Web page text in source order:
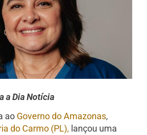
a Dia Notícia
ao Governo do Amazonas,
do Carmo (PL), lançou uma